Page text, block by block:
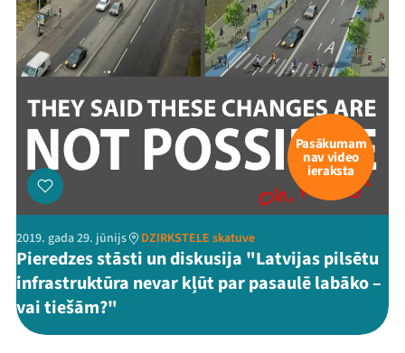
Pasākumam
nav video
ieraksta
2019. gada 29. jūnijs DZIRKSTELE skatuve
Pieredzes stāsti un diskusija "Latvijas pilsētu
infrastruktūra nevar kļūt par pasaulē labāko –
vai tiešām?"